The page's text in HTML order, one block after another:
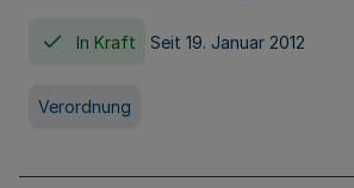
In Kraft Seit 19. Januar 2012
Verordnung